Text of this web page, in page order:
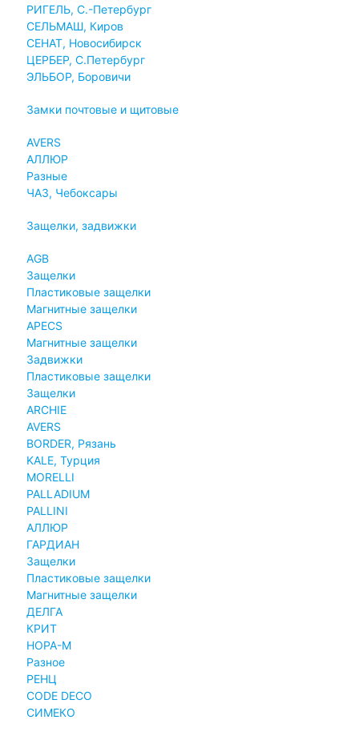
РИГЕЛЬ, С.-Петербург
СЕЛЬМАШ, Киров
СЕНАТ, Новосибирск
ЦЕРБЕР, С.Петербург
ЭЛЬБОР, Боровичи
Замки почтовые и щитовые
AVERS
АЛЛЮР
Разные
ЧАЗ, Чебоксары
Защелки, задвижки
AGB
Защелки
Пластиковые защелки
Магнитные защелки
APECS
Магнитные защелки
Задвижки
Пластиковые защелки
Защелки
ARCHIE
AVERS
BORDER, Рязань
KALE, Турция
MORELLI
PALLADIUM
PALLINI
АЛЛЮР
ГАРДИАН
Защелки
Пластиковые защелки
Магнитные защелки
ДЕЛГА
КРИТ
НОРА-М
Разное
РЕНЦ
СODE DECO
СИМЕКО